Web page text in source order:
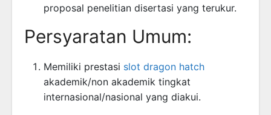
proposal penelitian disertasi yang terukur.
Persyaratan Umum:
Memiliki prestasi slot dragon hatch
akademik/non akademik tingkat
internasional/nasional yang diakui.